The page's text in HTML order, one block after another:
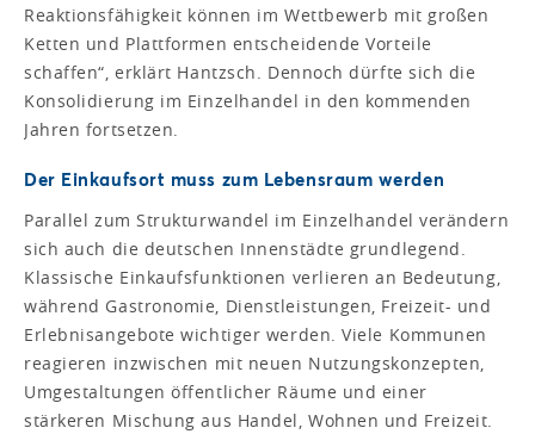
Reaktionsfähigkeit können im Wettbewerb mit großen
Ketten und Plattformen entscheidende Vorteile
schaffen“, erklärt Hantzsch. Dennoch dürfte sich die
Konsolidierung im Einzelhandel in den kommenden
Jahren fortsetzen.
Der Einkaufsort muss zum Lebensraum werden
Parallel zum Strukturwandel im Einzelhandel verändern
sich auch die deutschen Innenstädte grundlegend.
Klassische Einkaufsfunktionen verlieren an Bedeutung,
während Gastronomie, Dienstleistungen, Freizeit- und
Erlebnisangebote wichtiger werden. Viele Kommunen
reagieren inzwischen mit neuen Nutzungskonzepten,
Umgestaltungen öffentlicher Räume und einer
stärkeren Mischung aus Handel, Wohnen und Freizeit.